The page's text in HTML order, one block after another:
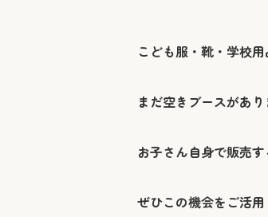
こども服・靴・学校
まだ空きブースがあ
お子さん自身で販売
ぜひこの機会をご活